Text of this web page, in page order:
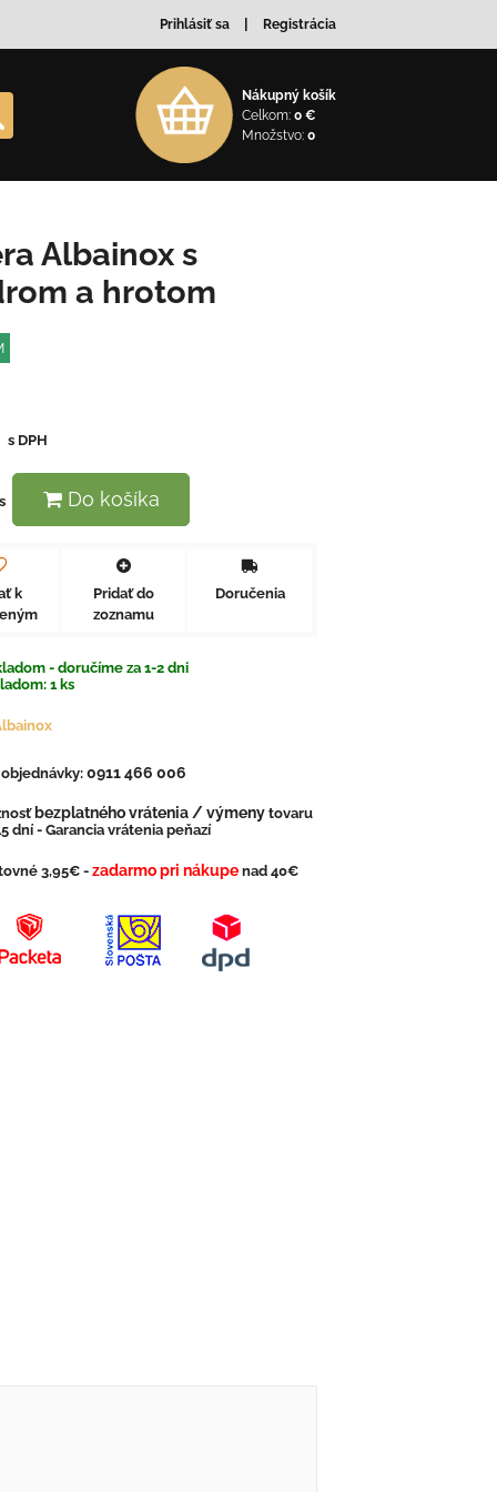
Prihlásiť sa Registrácia
Nákupný košík
Celkom: 0 €
Množstvo: 0
Albainox s
a hrotom
s DPH
Do košíka
k
Pridať do
zoznamu
Doručenia
- doručíme za 1-2 dni
1ks
0911 466 006
bezplatného vrátenia / výmeny tovaru
dní - Garancia vrátenia peňazí
3,95€ - zadarmo pri nákupe nad 40€